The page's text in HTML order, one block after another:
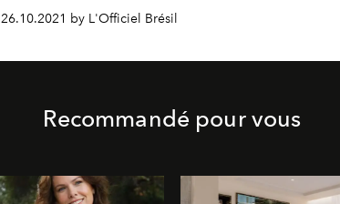
26.10.2021 by L'Officiel Brésil
Recommandé pour vous